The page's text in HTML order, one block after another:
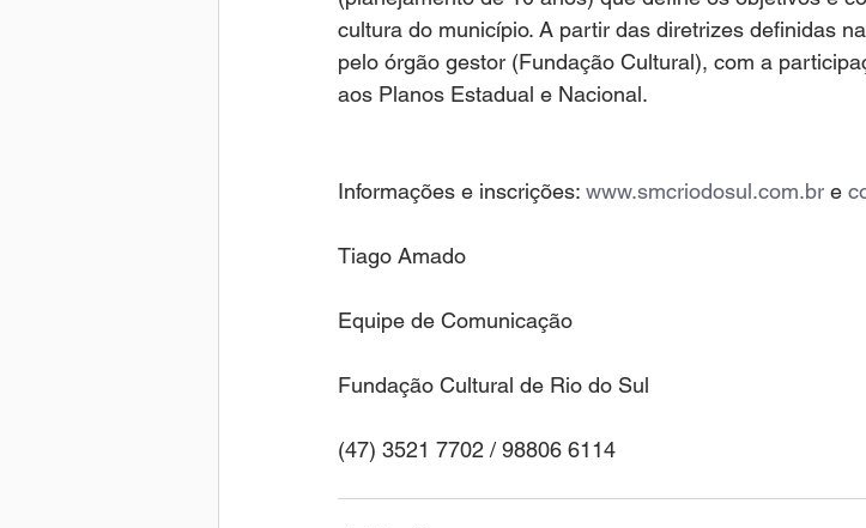
cultura do município. A partir das diretrizes definidas
pelo órgão gestor (Fundação Cultural), com a
aos Planos Estadual e Nacional.
Informações e inscrições: www.smcriodosul.com.br e
Tiago Amado
Equipe de Comunicação
Fundação Cultural de Rio do Sul
(47) 3521 7702 / 98806 6114